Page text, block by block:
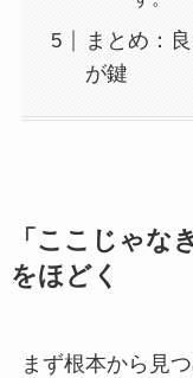
まとめ：
が鍵
「ここじゃな
をほどく
まず根本から見